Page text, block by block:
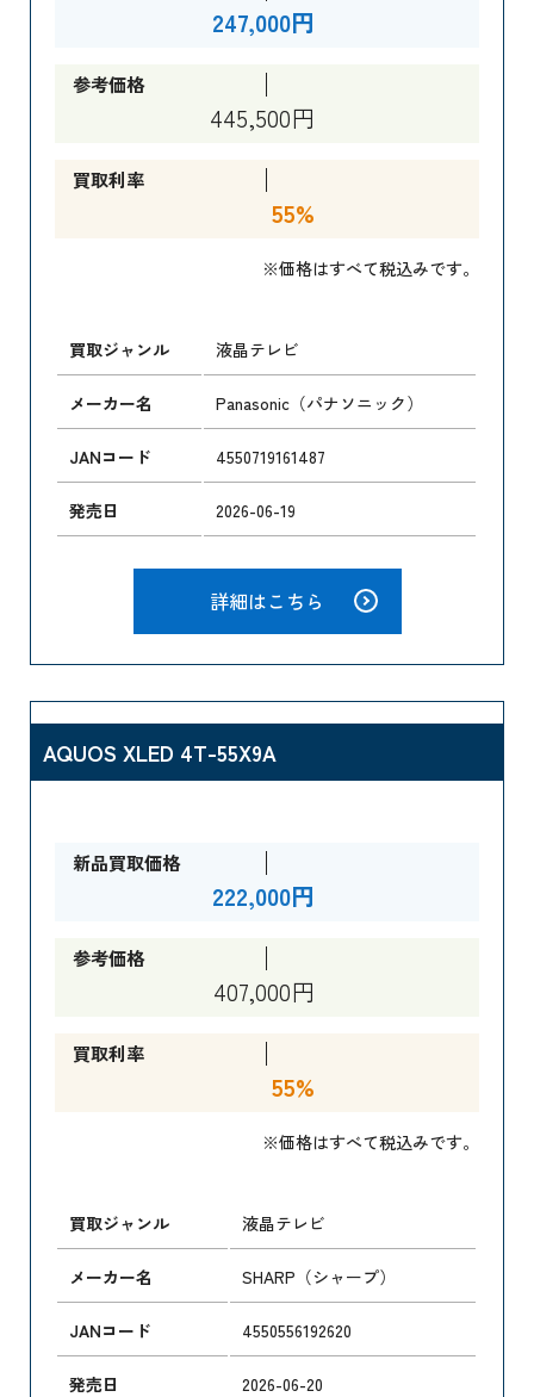
247,000円
参考価格
445,500円
買取利率
55%
※価格はすべて税込みです。
買取ジャンル 液晶テレビ
メーカー名 Panasonic（パナソニック）
JANコード 4550719161487
発売日 2026-06-19
詳細はこちら
AQUOS XLED 4T-55X9A
新品買取価格
222,000円
参考価格
407,000円
買取利率
55%
※価格はすべて税込みです。
買取ジャンル 液晶テレビ
メーカー名 SHARP（シャープ）
JANコード 4550556192620
発売日 2026-06-20